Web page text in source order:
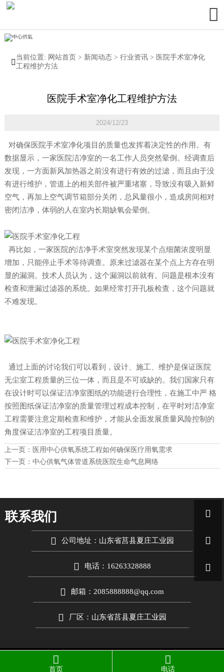


当前位置: 网站首页 > 新闻动态> 行业资讯> 医院手术室净化
工程维护方法
医院手术室净化工程维护方法
2024/12/23
对确保医院手术室净化项目的质量也发挥着决定性的作用。有
数据显示，一家医院洁净室的一名工作人员突然晕倒。经调查后
发现，一方面新风加热器之前没有进行有效的过滤，而且由于没
有进行维护，管道上的相关部件被严重堵塞，导致没有吸入新鲜
空气，再加上空气调节箱部分关闭，总风量很小，造成房间相对
密闭洁净，体弱的人在室内长期缺氧会晕倒。
再比如，一家医院的洁净手术室突然发现某个点细菌浓度明显
增加，只能停止手术等待调查。原来过滤器在某个点上方存在明
显的漏洞。技术人员认为，这个漏洞以前就有。问题是根本没有
检查和泄漏过滤器的系统。如果经常打开孔板检查，这个问题就
不难发现。
通过上面的讨论我们可以看到，设计、施工、维护是保证医院
无尘室工程质量的三位一体，而且是不可或缺的。我们国家只有
在设计时可以保证洁净室图纸的功能进行合理性，在施工中严 格
按照图纸保证洁净室的质量管理过程成本控制，在平时对洁净室
工程需要注意定期检查和维护，才能从全面发展质量风险控制的
角度保证洁净室的工程项目质量。
上一页： 医用中心供氧系统工程如何确保医疗用氧需求
下一页： 中心供氧气体管道系统医院生命气息网络
联系我们
 公司地址：山东省莒县夏庄工业园
 电话：16263328888
 邮箱：2085888888@qq.com
 厂区：山东省莒县夏庄工业园
Copyright © 2026 山东爱德 净化工程股份有限公司

首页

电话


